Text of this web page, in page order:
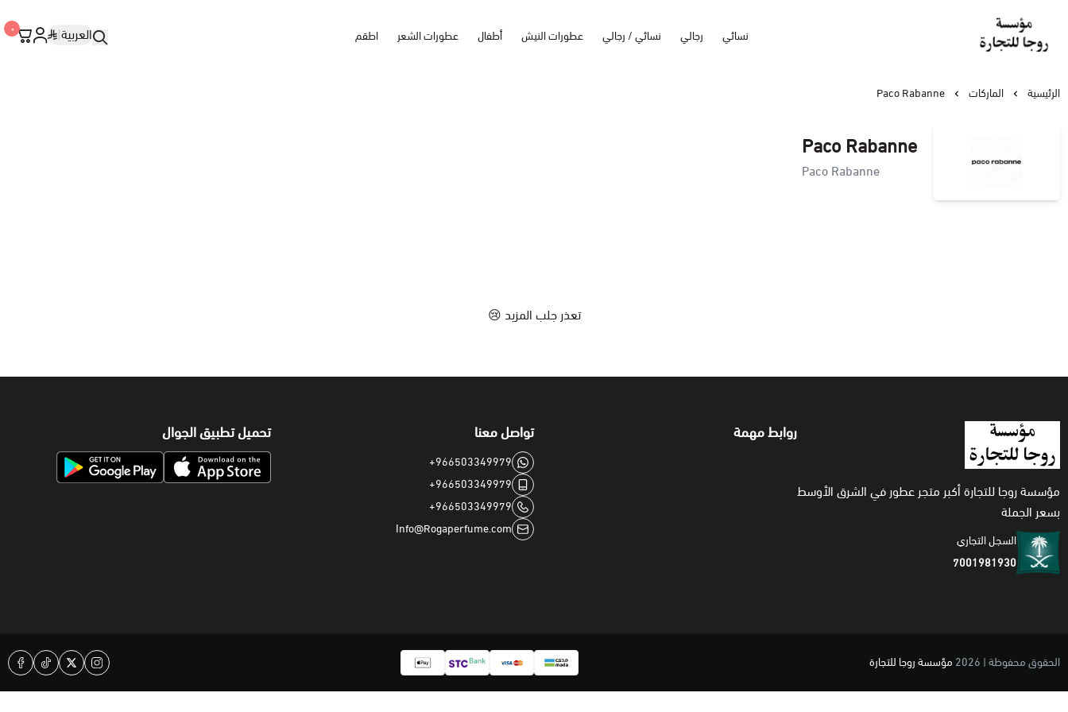
مؤسسة روجا للتجارة نسائي رجالي نسائي / رجالي عطورات النيش أطفال عطورات الشعر اطقم العربية| ٠
الرئيسية الماركات Paco Rabanne
Paco Rabanne
Paco Rabanne
تعذر جلب المزيد 😢
مؤسسة روجا للتجارة أكبر متجر عطور في الشرق الأوسط
بسعر الجملة
السجل التجاري
7001981930
روابط مهمة تواصل معنا
+966503349979
+966503349979
+966503349979
Info@Rogaperfume.com
تحميل تطبيق الجوال
الحقوق محفوظة | 2026 مؤسسة روجا للتجارة